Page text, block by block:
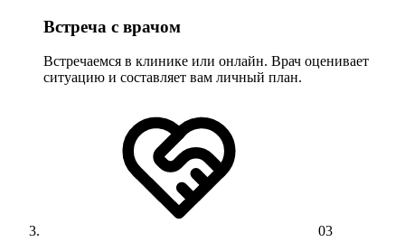
Встреча с врачом
Встречаемся в клинике или онлайн. Врач оценивает
ситуацию и составляет вам личный план.
03